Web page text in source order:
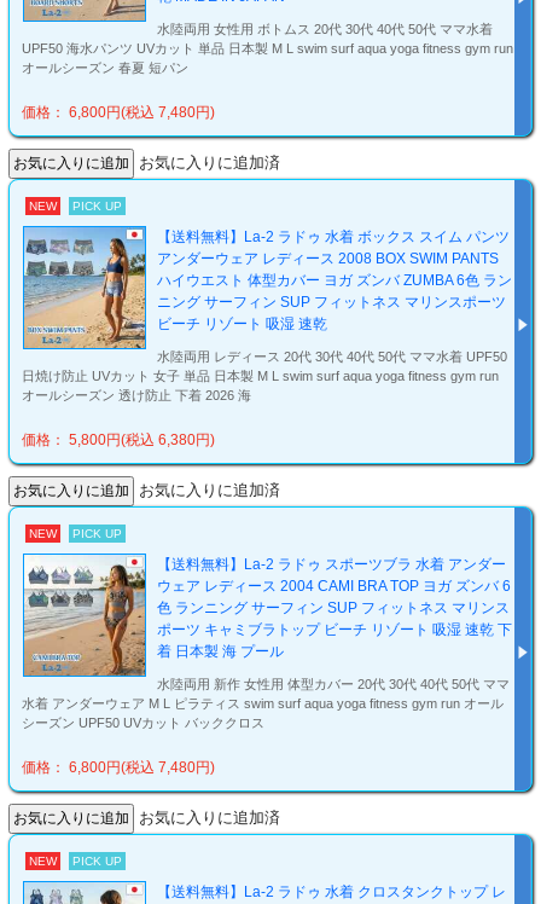
水陸両用 女性用 ボトムス 20代 30代 40代 50代 ママ水着
UPF50 海水パンツ UVカット 単品 日本製 M L swim surf aqua yoga fitness gym run
オールシーズン 春夏 短パン
価格： 6,800円(税込 7,480円)
お気に入りに追加済
NEW PICK UP
【送料無料】La-2 ラドゥ 水着 ボックス スイム パンツ
アンダーウェア レディース 2008 BOX SWIM PANTS
ハイウエスト 体型カバー ヨガ ズンバ ZUMBA 6色 ラン
ニング サーフィン SUP フィットネス マリンスポーツ
ビーチ リゾート 吸湿 速乾
水陸両用 レディース 20代 30代 40代 50代 ママ水着 UPF50
日焼け防止 UVカット 女子 単品 日本製 M L swim surf aqua yoga fitness gym run
オールシーズン 透け防止 下着 2026 海
価格： 5,800円(税込 6,380円)
お気に入りに追加済
NEW PICK UP
【送料無料】La-2 ラドゥ スポーツブラ 水着 アンダー
ウェア レディース 2004 CAMI BRA TOP ヨガ ズンバ 6
色 ランニング サーフィン SUP フィットネス マリンス
ポーツ キャミブラトップ ビーチ リゾート 吸湿 速乾 下
着 日本製 海 プール
水陸両用 新作 女性用 体型カバー 20代 30代 40代 50代 ママ
水着 アンダーウェア M L ピラティス swim surf aqua yoga fitness gym run オール
シーズン UPF50 UVカット バッククロス
価格： 6,800円(税込 7,480円)
お気に入りに追加済
NEW PICK UP
【送料無料】La-2 ラドゥ 水着 クロスタンクトップ レ